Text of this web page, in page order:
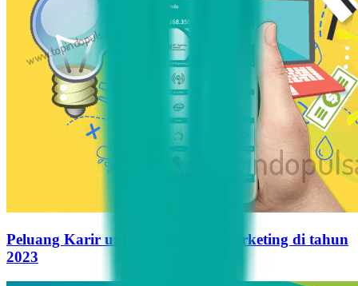
Peluang Karir untuk Influencer Marketing di tahun
2023